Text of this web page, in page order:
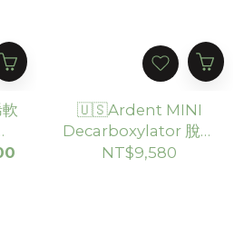
🇺🇸Ardent MINI
Decarboxylator 脫羧
機
NT$9,580